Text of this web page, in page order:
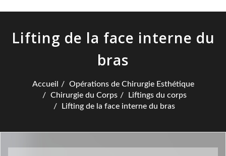
Lifting de la face interne du
bras
Accueil
Opérations de Chirurgie Esthétique
Chirurgie du Corps
Liftings du corps
Lifting de la face interne du bras